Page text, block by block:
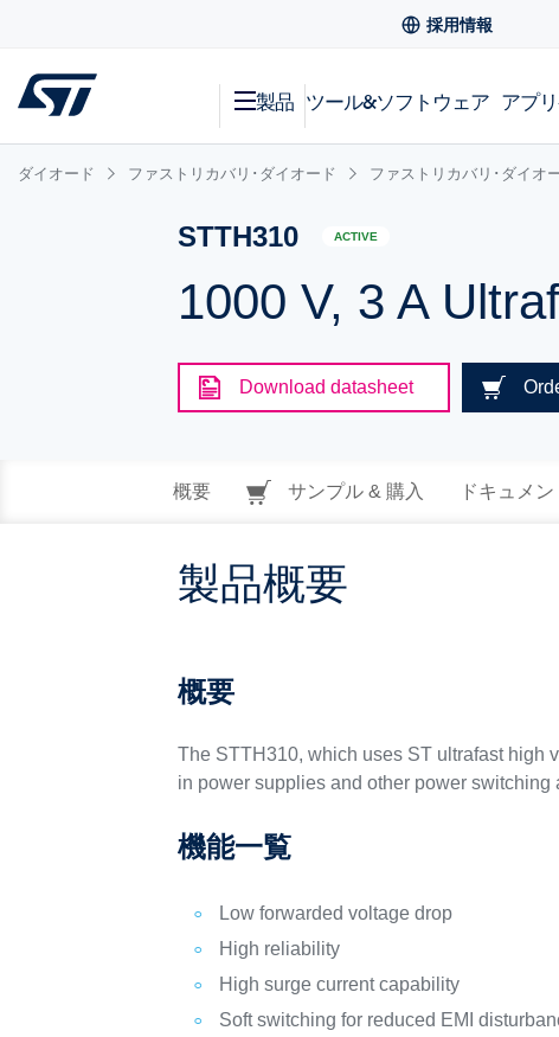
採用情報
製品 ツール&ソフトウェア アプ
ダイオード ファストリカバリ･ダイオード ファストリカバリ･ダイオ
STTH310 ACTIVE
1000 V, 3 A
Download datasheet
概要 サンプル & 購入 ドキュメン
製品概要
概要
The STTH310, which uses ST ultrafast high
in power supplies and other power switching
機能一覧
Low forwarded voltage drop
High reliability
High surge current capability
Soft switching for reduced EMI